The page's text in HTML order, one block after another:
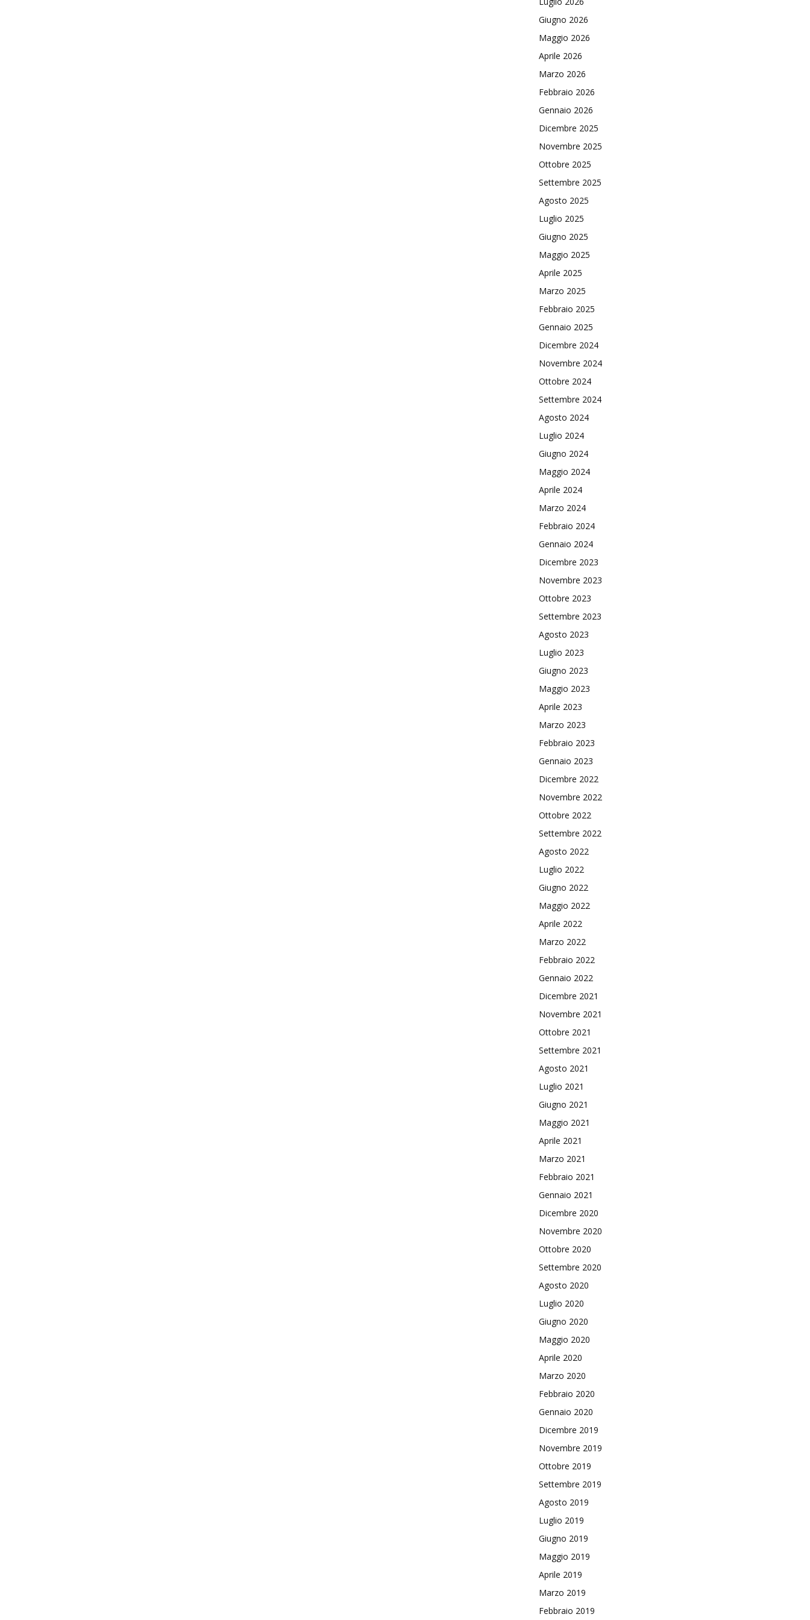
Giugno 2026
Maggio 2026
Aprile 2026
Marzo 2026
Febbraio 2026
Gennaio 2026
Dicembre 2025
Novembre 2025
Ottobre 2025
Settembre 2025
Agosto 2025
Luglio 2025
Giugno 2025
Maggio 2025
Aprile 2025
Marzo 2025
Febbraio 2025
Gennaio 2025
Dicembre 2024
Novembre 2024
Ottobre 2024
Settembre 2024
Agosto 2024
Luglio 2024
Giugno 2024
Maggio 2024
Aprile 2024
Marzo 2024
Febbraio 2024
Gennaio 2024
Dicembre 2023
Novembre 2023
Ottobre 2023
Settembre 2023
Agosto 2023
Luglio 2023
Giugno 2023
Maggio 2023
Aprile 2023
Marzo 2023
Febbraio 2023
Gennaio 2023
Dicembre 2022
Novembre 2022
Ottobre 2022
Settembre 2022
Agosto 2022
Luglio 2022
Giugno 2022
Maggio 2022
Aprile 2022
Marzo 2022
Febbraio 2022
Gennaio 2022
Dicembre 2021
Novembre 2021
Ottobre 2021
Settembre 2021
Agosto 2021
Luglio 2021
Giugno 2021
Maggio 2021
Aprile 2021
Marzo 2021
Febbraio 2021
Gennaio 2021
Dicembre 2020
Novembre 2020
Ottobre 2020
Settembre 2020
Agosto 2020
Luglio 2020
Giugno 2020
Maggio 2020
Aprile 2020
Marzo 2020
Febbraio 2020
Gennaio 2020
Dicembre 2019
Novembre 2019
Ottobre 2019
Settembre 2019
Agosto 2019
Luglio 2019
Giugno 2019
Maggio 2019
Aprile 2019
Marzo 2019
Febbraio 2019